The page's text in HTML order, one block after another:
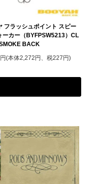
フラッシュポイント スピー
ーカー（BYFPSW5213）CL
BACK
(本体2,272円、税227円)